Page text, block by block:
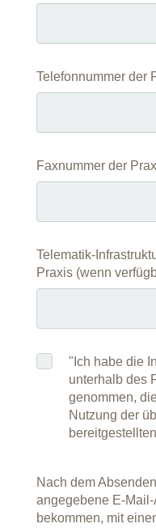
Telefonnummer der
Faxnummer der
Telematik-
Praxis (wenn
"Ich habe die
unterhalb des
genommen,
Nutzung der
Nach dem
angegebene E-
bekommen, mit